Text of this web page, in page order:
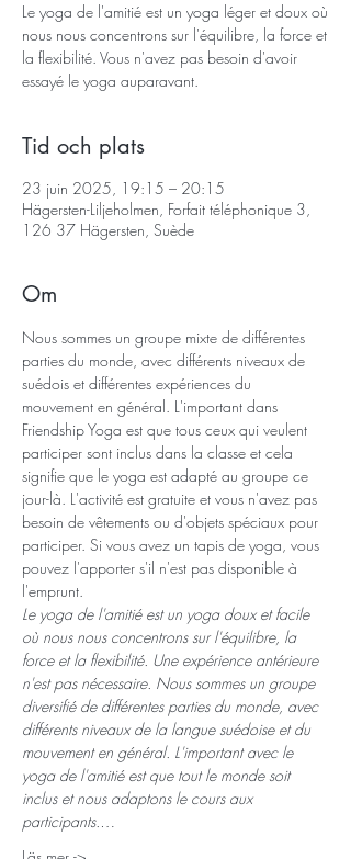
Le yoga de l'amitié est un yoga léger et doux où
nous nous concentrons sur l'équilibre, la force et
la flexibilité. Vous n'avez pas besoin d'avoir
essayé le yoga auparavant.
Tid och plats
23 juin 2025, 19:15 – 20:15
Hägersten-Liljeholmen, Forfait téléphonique 3,
126 37 Hägersten, Suède
Om
Nous sommes un groupe mixte de différentes
parties du monde, avec différents niveaux de
suédois et différentes expériences du
mouvement en général. L'important dans
Friendship Yoga est que tous ceux qui veulent
participer sont inclus dans la classe et cela
signifie que le yoga est adapté au groupe ce
jour-là. L'activité est gratuite et vous n'avez pas
besoin de vêtements ou d'objets spéciaux pour
participer. Si vous avez un tapis de yoga, vous
pouvez l'apporter s'il n'est pas disponible à
l'emprunt.
Le yoga de l'amitié est un yoga doux et facile
où nous nous concentrons sur l'équilibre, la
force et la flexibilité. Une expérience antérieure
n'est pas nécessaire. Nous sommes un groupe
diversifié de différentes parties du monde, avec
différents niveaux de la langue suédoise et du
mouvement en général. L'important avec le
yoga de l'amitié est que tout le monde soit
inclus et nous adaptons le cours aux
participants.…